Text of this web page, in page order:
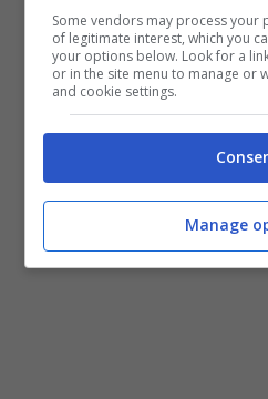
Some vendors may process your
of legitimate interest, which you
your options below. Look for a
or in the site menu to manage or
and cookie settings.
Manage